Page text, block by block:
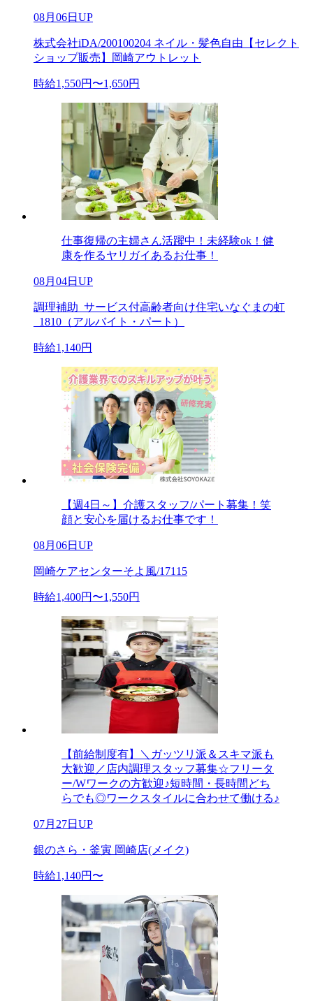
08月06日UP
株式会社iDA/200100204 ネイル・髪色自由【セレクト
ショップ販売】岡崎アウトレット
時給1,550円〜1,650円
仕事復帰の主婦さん活躍中！未経験ok！健
康を作るヤリガイあるお仕事！
08月04日UP
調理補助_サービス付高齢者向け住宅いなぐまの虹
_1810（アルバイト・パート）
時給1,140円
【週4日～】介護スタッフ/パート募集！笑
顔と安心を届けるお仕事です！
08月06日UP
岡崎ケアセンターそよ風/17115
時給1,400円〜1,550円
【前給制度有】＼ガッツリ派＆スキマ派も
大歓迎／店内調理スタッフ募集☆フリータ
ー/Wワークの方歓迎♪短時間・長時間どち
らでも◎ワークスタイルに合わせて働ける♪
07月27日UP
銀のさら・釜寅 岡崎店(メイク)
時給1,140円〜